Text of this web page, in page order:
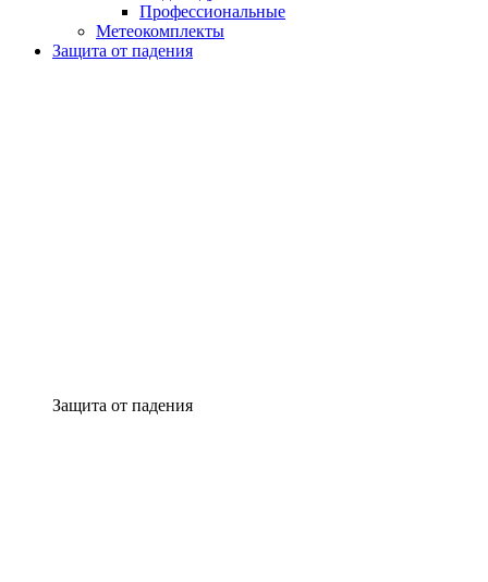
Профессиональные
Метеокомплекты
Защита от падения
Защита от падения